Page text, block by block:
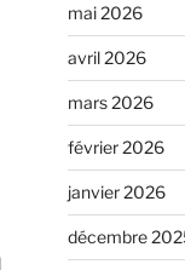
mai 2026
avril 2026
mars 2026
février 2026
janvier 2026
décembre